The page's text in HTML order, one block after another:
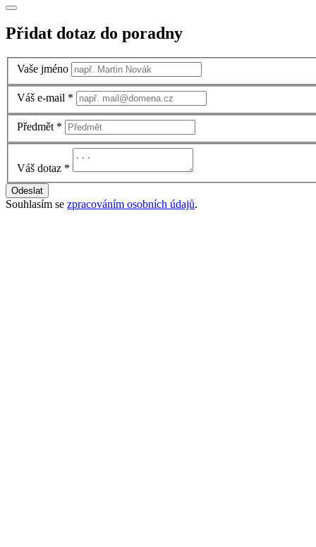
Přidat dotaz do poradny
Vaše jméno
Váš e-mail *
Předmět *
Váš dotaz *
Odeslat
Souhlasím se zpracováním osobních údajů.